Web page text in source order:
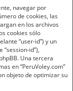
navegar por
de cookies, las
en los archivos
cookies sólo
“user-id”) y un
id”),
Una tercera
en “PeruVoley.com”
objeto de optimizar su